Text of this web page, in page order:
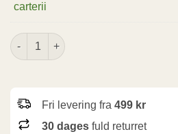
Æteriske olier - Lille startpakke antal
Alternative:
Fri levering fra 499 kr
30 dages fuld returret